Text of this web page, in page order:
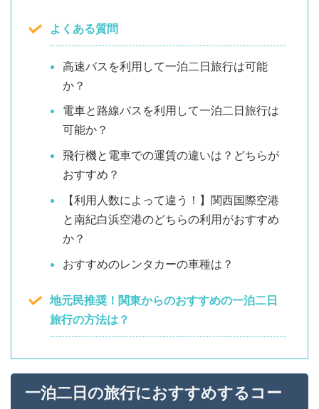
よくある質問
高速バスを利用して一泊二日旅行は可能
か？
電車と路線バスを利用して一泊二日旅行は
可能か？
飛行機と電車での運賃の違いは？どちらが
おすすめ？
【利用人数によって違う！】関西国際空港
と南紀白浜空港のどちらの利用がおすすめ
か？
おすすめのレンタカーの車種は？
地元民推奨！関東からのおすすめの一泊二日
旅行の方法は？
一泊二日の旅行におすすめするコー